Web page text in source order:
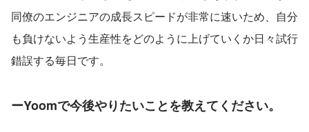
同僚のエンジニアの成長スピードが非常に速いため、自分
も負けないよう生産性をどのように上げていくか日々試行
錯誤する毎日です。
ーYoomで今後やりたいことを教えてください。